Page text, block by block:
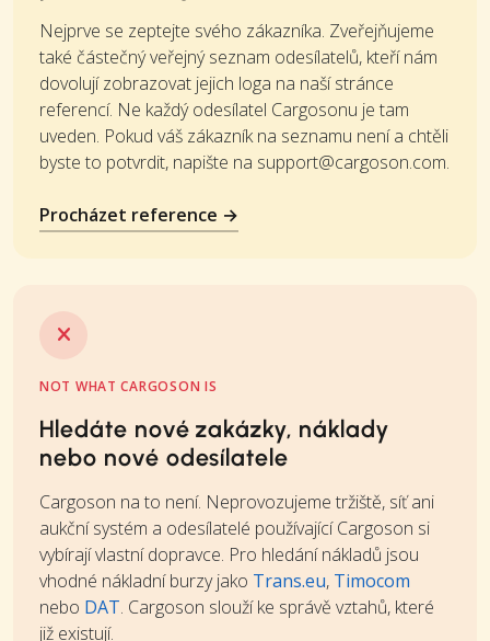
Nejprve se zeptejte svého zákazníka. Zveřejňujeme
také částečný veřejný seznam odesílatelů, kteří nám
dovolují zobrazovat jejich loga na naší stránce
referencí. Ne každý odesílatel Cargosonu je tam
uveden. Pokud váš zákazník na seznamu není a chtěli
byste to potvrdit, napište na support@cargoson.com.
Procházet reference →
NOT WHAT CARGOSON IS
Hledáte nové zakázky, náklady
nebo nové odesílatele
Cargoson na to není. Neprovozujeme tržiště, síť ani
aukční systém a odesílatelé používající Cargoson si
vybírají vlastní dopravce. Pro hledání nákladů jsou
vhodné nákladní burzy jako Trans.eu, Timocom
nebo DAT. Cargoson slouží ke správě vztahů, které
již existují.